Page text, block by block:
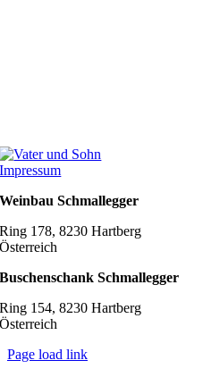
Impressum
Weinbau Schmallegger
Ring 178, 8230 Hartberg
Österreich
Buschenschank Schmallegger
Ring 154, 8230 Hartberg
Österreich
Page load link